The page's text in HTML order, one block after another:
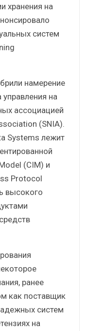
хранения на
систем
намерение
на
ассоциацией
(SNIA).
Systems лежит
(CIM) и
Protocol
высокого
ранее
как поставщик
систем
на